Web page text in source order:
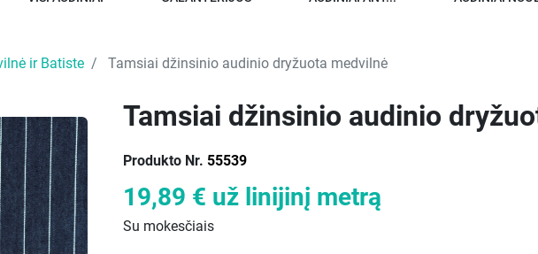
ir Batiste Tamsiai džinsinio audinio dryžuota medvilnė
Tamsiai džinsinio audinio
Produkto Nr. 55539
19,89 € už linijinį metrą
Su mokesčiais